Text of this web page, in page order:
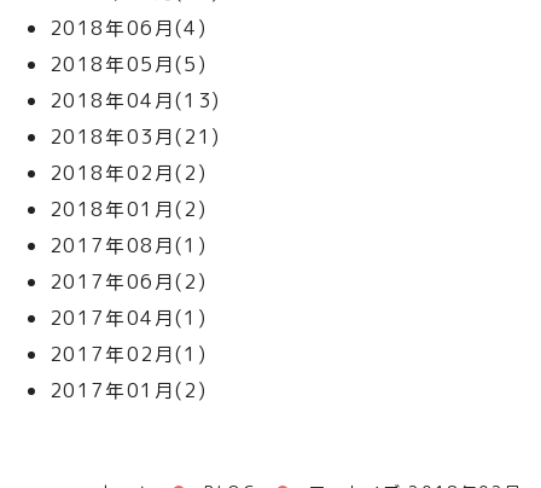
2018年06月(4)
2018年05月(5)
2018年04月(13)
2018年03月(21)
2018年02月(2)
2018年01月(2)
2017年08月(1)
2017年06月(2)
2017年04月(1)
2017年02月(1)
2017年01月(2)